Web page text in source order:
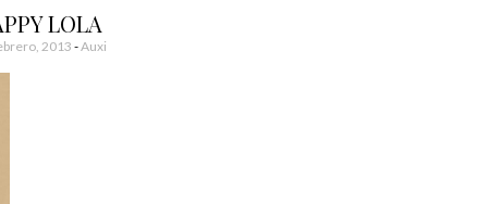
LOLA
2013 -Auxi